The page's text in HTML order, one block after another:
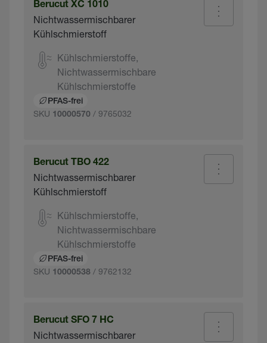
Berucut XC 1010
Nichtwassermischbarer
Kühlschmierstoff
Kühlschmierstoffe,
Nichtwassermischbare
Kühlschmierstoffe
PFAS-frei
SKU 10000570 / 9765032
Berucut TBO 422
Nichtwassermischbarer
Kühlschmierstoff
Kühlschmierstoffe,
Nichtwassermischbare
Kühlschmierstoffe
PFAS-frei
SKU 10000538 / 9762132
Berucut SFO 7 HC
Nichtwassermischbarer